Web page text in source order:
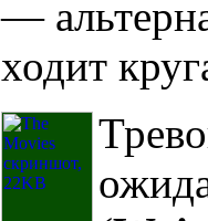
—
ходит